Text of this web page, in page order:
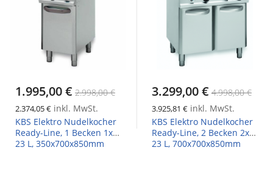
1.995,00 € 2.998,00 €
2.374,05 € inkl. MwSt.
KBS Elektro Nudelkocher
Ready-Line, 1 Becken 1x
23 L, 350x700x850mm
3.299,00 € 4.998,00 €
3.925,81 € inkl. MwSt.
KBS Elektro Nudelkocher
Ready-Line, 2 Becken 2x
23 L, 700x700x850mm